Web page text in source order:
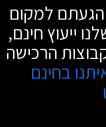
הגעתם למקום
ייעוץ חינם,
הרכישה
בחינם